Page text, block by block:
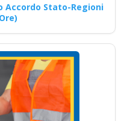
e
delle
in
6 ore
Accordo Stato-Regioni